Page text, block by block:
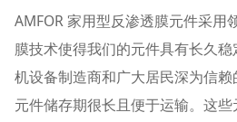
AMFOR 家用型反渗透膜元件采用
膜技术使得我们的元件具有长久
机设备制造商和广大居民深为信赖
元件储存期很长且便于运输。这